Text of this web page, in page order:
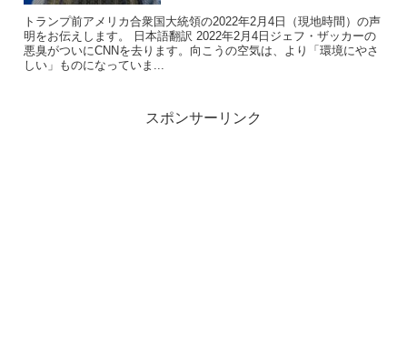
トランプ前アメリカ合衆国大統領の2022年2月4日（現地時間）の声
明をお伝えします。 日本語翻訳 2022年2月4日ジェフ・ザッカーの
悪臭がついにCNNを去ります。向こうの空気は、より「環境にやさ
しい」ものになっていま...
スポンサーリンク